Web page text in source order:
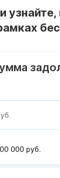
000 руб.